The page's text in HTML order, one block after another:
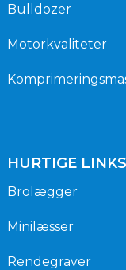
Bulldozer
Motorkvaliteter
HURTIGE LINKS
Brolægger
Minilæsser
Rendegraver